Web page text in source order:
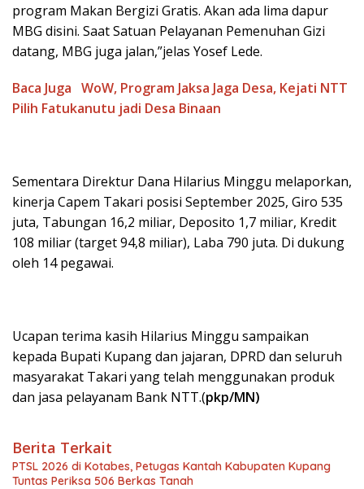
program Makan Bergizi Gratis. Akan ada lima dapur
MBG disini. Saat Satuan Pelayanan Pemenuhan Gizi
datang, MBG juga jalan,”jelas Yosef Lede.
Baca Juga WoW, Program Jaksa Jaga Desa, Kejati NTT
Pilih Fatukanutu jadi Desa Binaan
Sementara Direktur Dana Hilarius Minggu melaporkan,
kinerja Capem Takari posisi September 2025, Giro 535
juta, Tabungan 16,2 miliar, Deposito 1,7 miliar, Kredit
108 miliar (target 94,8 miliar), Laba 790 juta. Di dukung
oleh 14 pegawai.
Ucapan terima kasih Hilarius Minggu sampaikan
kepada Bupati Kupang dan jajaran, DPRD dan seluruh
masyarakat Takari yang telah menggunakan produk
dan jasa pelayanam Bank NTT.(pkp/MN)
Berita Terkait
PTSL 2026 di Kotabes, Petugas Kantah Kabupaten Kupang
Tuntas Periksa 506 Berkas Tanah